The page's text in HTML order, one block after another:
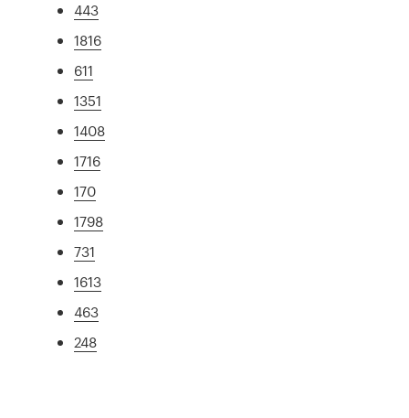
443
1816
611
1351
1408
1716
170
1798
731
1613
463
248